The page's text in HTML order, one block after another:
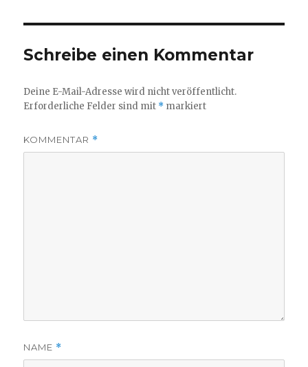
Schreibe einen Kommentar
Deine E-Mail-Adresse wird nicht veröffentlicht.
Erforderliche Felder sind mit * markiert
KOMMENTAR *
NAME *